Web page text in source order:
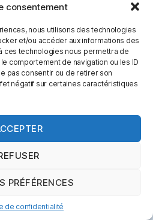
consentement
nous utilisons des technologies
et/ou accéder aux informations des
ces technologies nous permettra de
comportement de navigation ou les ID
pas consentir ou de retirer son
négatif sur certaines caractéristiques
PRÉFÉRENCES
de confidentialité